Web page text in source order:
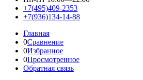
+7(495)409-2353
+7(936)134-14-88
Главная
0Сравнение
0Избранное
0Просмотренное
Обратная связь